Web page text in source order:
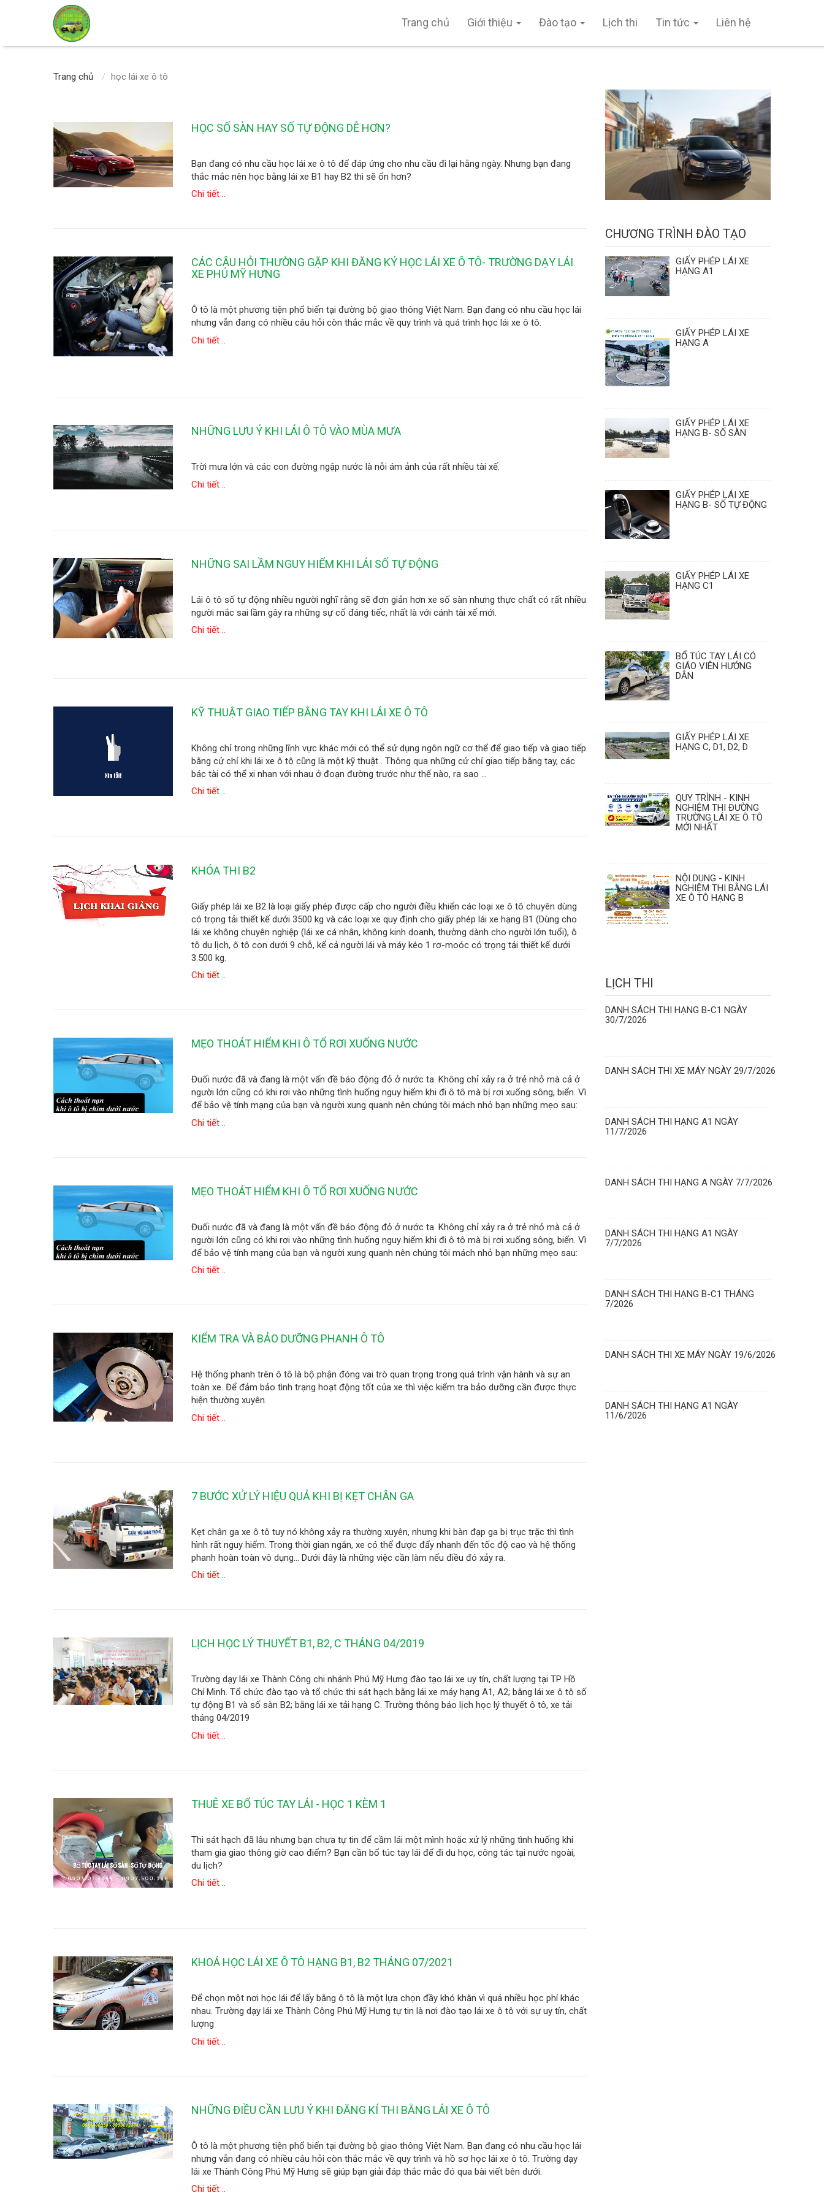
Trang chủ Giới thiệu Đào tạo Lịch thi Tin tức Liên hệ
Trang chủ học lái xe ô tô
HỌC SỐ SÀN HAY SỐ TỰ ĐỘNG DỄ HƠN?
Bạn đang có nhu cầu học lái xe ô tô để đáp ứng cho nhu cầu đi lại hằng ngày. Nhưng bạn đang
thắc mắc nên học bằng lái xe B1 hay B2 thì sẽ ổn hơn?
Chi tiết ..
CÁC CÂU HỎI THƯỜNG GẶP KHI ĐĂNG KÝ HỌC LÁI XE Ô TÔ- TRƯỜNG DẠY LÁI
XE PHÚ MỸ HƯNG
Ô tô là một phương tiện phổ biến tại đường bộ giao thông Việt Nam. Bạn đang có nhu cầu học lái
nhưng vẫn đang có nhiều câu hỏi còn thắc mắc về quy trình và quá trình học lái xe ô tô.
Chi tiết ..
NHỮNG LƯU Ý KHI LÁI Ô TÔ VÀO MÙA MƯA
Trời mưa lớn và các con đường ngập nước là nỗi ám ảnh của rất nhiều tài xế.
Chi tiết ..
NHỮNG SAI LẦM NGUY HIỂM KHI LÁI SỐ TỰ ĐỘNG
Lái ô tô số tự động nhiều người nghĩ rằng sẽ đơn giản hơn xe số sàn nhưng thực chất có rất nhiều
người mắc sai lầm gây ra những sự cố đáng tiếc, nhất là với cánh tài xế mới.
Chi tiết ..
KỸ THUẬT GIAO TIẾP BẰNG TAY KHI LÁI XE Ô TÔ
Không chỉ trong những lĩnh vực khác mới có thể sử dụng ngôn ngữ cơ thể để giao tiếp và giao tiếp
bằng cử chỉ khi lái xe ô tô cũng là một kỹ thuật . Thông qua những cử chỉ giao tiếp bằng tay, các
bác tài có thể xi nhan với nhau ở đoạn đường trước như thế nào, ra sao ...
Chi tiết ..
KHÓA THI B2
Giấy phép lái xe B2 là loại giấy phép được cấp cho người điều khiển các loại xe ô tô chuyên dùng
có trọng tải thiết kế dưới 3500 kg và các loại xe quy định cho giấy phép lái xe hạng B1 (Dùng cho
lái xe không chuyên nghiệp (lái xe cá nhân, không kinh doanh, thường dành cho người lớn tuổi), ô
tô du lịch, ô tô con dưới 9 chỗ, kể cả người lái và máy kéo 1 rơ-moóc có trọng tải thiết kế dưới
3.500 kg.
Chi tiết ..
MẸO THOÁT HIỂM KHI Ô TỔ RƠI XUỐNG NƯỚC
Đuối nước đã và đang là một vấn đề báo động đỏ ở nước ta. Không chỉ xảy ra ở trẻ nhỏ mà cả ở
người lớn cũng có khi rơi vào những tình huống nguy hiểm khi đi ô tô mà bị rơi xuống sông, biển. Vì
để bảo vệ tính mạng của bạn và người xung quanh nên chúng tôi mách nhỏ bạn những mẹo sau:
Chi tiết ..
MẸO THOÁT HIỂM KHI Ô TỔ RƠI XUỐNG NƯỚC
Đuối nước đã và đang là một vấn đề báo động đỏ ở nước ta. Không chỉ xảy ra ở trẻ nhỏ mà cả ở
người lớn cũng có khi rơi vào những tình huống nguy hiểm khi đi ô tô mà bị rơi xuống sông, biển. Vì
để bảo vệ tính mạng của bạn và người xung quanh nên chúng tôi mách nhỏ bạn những mẹo sau:
Chi tiết ..
KIỂM TRA VÀ BẢO DƯỠNG PHANH Ô TÔ
Hệ thống phanh trên ô tô là bộ phận đóng vai trò quan trọng trong quá trình vận hành và sự an
toàn xe. Để đảm bảo tình trạng hoạt động tốt của xe thì việc kiểm tra bảo dưỡng cần được thực
hiện thường xuyên.
Chi tiết ..
7 BƯỚC XỬ LÝ HIỆU QUẢ KHI BỊ KẸT CHÂN GA
Kẹt chân ga xe ô tô tuy nó không xảy ra thường xuyên, nhưng khi bàn đạp ga bị trục trặc thì tình
hình rất nguy hiểm. Trong thời gian ngắn, xe có thể được đẩy nhanh đến tốc độ cao và hệ thống
phanh hoàn toàn vô dụng... Dưới đây là những việc cần làm nếu điều đó xảy ra.
Chi tiết ..
LỊCH HỌC LÝ THUYẾT B1, B2, C THÁNG 04/2019
Trường dạy lái xe Thành Công chi nhánh Phú Mỹ Hưng đào tạo lái xe uy tín, chất lượng tại TP Hồ
Chí Minh. Tổ chức đào tạo và tổ chức thi sát hạch bằng lái xe máy hạng A1, A2; bằng lái xe ô tô số
tự động B1 và số sàn B2; bằng lái xe tải hạng C. Trường thông báo lịch học lý thuyết ô tô, xe tải
tháng 04/2019
Chi tiết ..
THUÊ XE BỔ TÚC TAY LÁI - HỌC 1 KÈM 1
Thi sát hạch đã lâu nhưng bạn chưa tự tin để cầm lái một mình hoặc xử lý những tình huống khi
tham gia giao thông giờ cao điểm? Bạn cần bổ túc tay lái để đi du học, công tác tại nước ngoài,
du lịch?
Chi tiết ..
KHOÁ HỌC LÁI XE Ô TÔ HẠNG B1, B2 THÁNG 07/2021
Để chọn một nơi học lái để lấy bằng ô tô là một lựa chọn đầy khó khăn vì quá nhiều học phí khác
nhau. Trường dạy lái xe Thành Công Phú Mỹ Hưng tự tin là nơi đào tạo lái xe ô tô với sự uy tín, chất
lượng
Chi tiết ..
NHỮNG ĐIỀU CẦN LƯU Ý KHI ĐĂNG KÍ THI BẰNG LÁI XE Ô TÔ
Ô tô là một phương tiện phổ biến tại đường bộ giao thông Việt Nam. Bạn đang có nhu cầu học lái
nhưng vẫn đang có nhiều câu hỏi còn thắc mắc về quy trình và hồ sơ học lái xe ô tô. Trường dạy
lái xe Thành Công Phú Mỹ Hưng sẽ giúp bạn giải đáp thắc mắc đó qua bài viết bên dưới.
Chi tiết ..
CHƯƠNG TRÌNH ĐÀO TẠO
GIẤY PHÉP LÁI XE
HẠNG A1
GIẤY PHÉP LÁI XE
HẠNG A
GIẤY PHÉP LÁI XE
HẠNG B- SỐ SÀN
GIẤY PHÉP LÁI XE
HẠNG B- SỐ TỰ ĐỘNG
GIẤY PHÉP LÁI XE
HẠNG C1
BỔ TÚC TAY LÁI CÓ
GIÁO VIÊN HƯỚNG
DẪN
GIẤY PHÉP LÁI XE
HẠNG C, D1, D2, D
QUY TRÌNH - KINH
NGHIỆM THI ĐƯỜNG
TRƯỜNG LÁI XE Ô TÔ
MỚI NHẤT
NỘI DUNG - KINH
NGHIỆM THI BẰNG LÁI
XE Ô TÔ HẠNG B
LỊCH THI
DANH SÁCH THI HẠNG B-C1 NGÀY
30/7/2026
DANH SÁCH THI XE MÁY NGÀY 29/7/2026
DANH SÁCH THI HẠNG A1 NGÀY
11/7/2026
DANH SÁCH THI HẠNG A NGÀY 7/7/2026
DANH SÁCH THI HẠNG A1 NGÀY
7/7/2026
DANH SÁCH THI HẠNG B-C1 THÁNG
7/2026
DANH SÁCH THI XE MÁY NGÀY 19/6/2026
DANH SÁCH THI HẠNG A1 NGÀY
11/6/2026